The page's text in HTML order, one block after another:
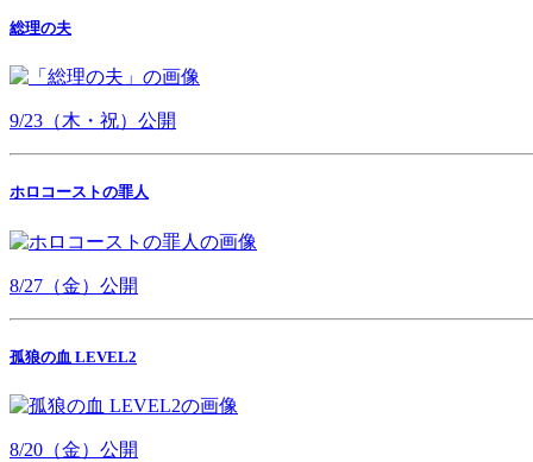
総理の夫
9/23（木・祝）公開
ホロコーストの罪人
8/27（金）公開
孤狼の血 LEVEL2
8/20（金）公開